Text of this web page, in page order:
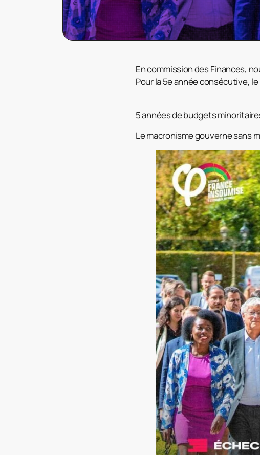
En commission des Finances,
Pour la 5e année consécutive,
5 années de budgets
Le macronisme gouverne sans